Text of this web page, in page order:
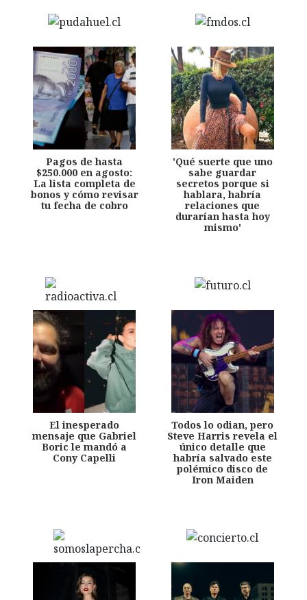
Pagos de hasta
$250.000 en agosto:
La lista completa de
bonos y cómo revisar
tu fecha de cobro
'Qué suerte que uno
sabe guardar
secretos porque si
hablara, habría
relaciones que
durarían hasta hoy
mismo'
El inesperado
mensaje que Gabriel
Boric le mandó a
Cony Capelli
Todos lo odian, pero
Steve Harris revela el
único detalle que
habría salvado este
polémico disco de
Iron Maiden